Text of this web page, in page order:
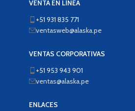
VENTA EN LÍNEA
+51 931 835 771
ventasweb@alaska.pe
VENTAS CORPORATIVAS
+51 953 943 901
ventas@alaska.pe
ENLACES